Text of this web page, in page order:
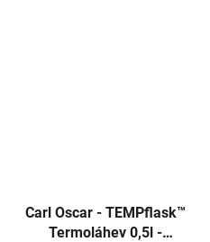
Carl Oscar - TEMPflask™
Termoláhev 0,5l -